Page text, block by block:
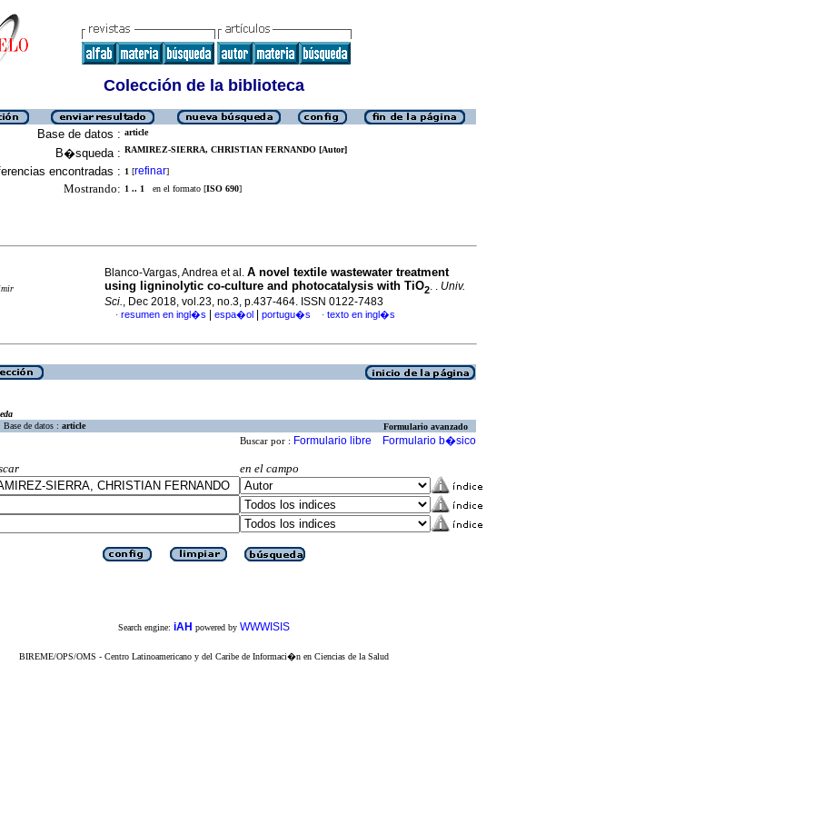
Colección de la biblioteca
Base de datos : article
B�squeda : RAMIREZ-SIERRA, CHRISTIAN FERNANDO [Autor]
encontradas : 1 [refinar]
Mostrando: 1 .. 1 en el formato [ISO 690]
Blanco-Vargas, Andrea et al. A novel textile wastewater treatment
using ligninolytic co-culture and photocatalysis with TiO2. . Univ.
Sci.
, Dec 2018, vol.23, no.3, p.437-464. ISSN 0122-7483
· resumen en ingl�s | espa�ol | portugu�s · texto en ingl�s
Base de datos : article Formulario avanzado
Buscar por : Formulario libre Formulario b�sico
en el campo
Search engine: iAH powered by WWWISIS
BIREME/OPS/OMS - Centro Latinoamericano y del Caribe de Informaci�n en Ciencias de la Salud